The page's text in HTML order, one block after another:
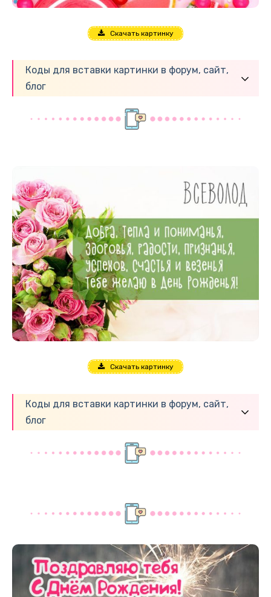
Скачать картинку
Коды для вставки картинки в форум, сайт,
блог
Скачать картинку
Коды для вставки картинки в форум, сайт,
блог